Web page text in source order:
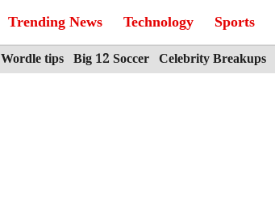
Trending News Technology Sports
Wordle tips Big 12 Soccer Celebrity Breakups